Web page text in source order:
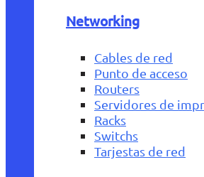
Networking
Cables de red
Punto de acceso
Routers
Servidores de
Racks
Switchs
Tarjestas de red